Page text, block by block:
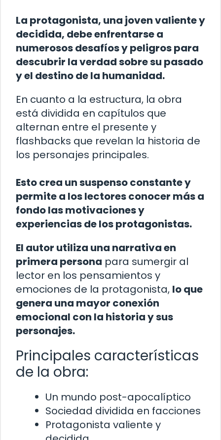
La protagonista, una joven valiente y
decidida, debe enfrentarse a
numerosos desafíos y peligros para
descubrir la verdad sobre su pasado
y el destino de la humanidad.
En cuanto a la estructura, la obra
está dividida en capítulos que
alternan entre el presente y
flashbacks que revelan la historia de
los personajes principales.
Esto crea un suspenso constante y
permite a los lectores conocer más a
fondo las motivaciones y
experiencias de los protagonistas.
El autor utiliza una narrativa en
primera persona para sumergir al
lector en los pensamientos y
emociones de la protagonista, lo que
genera una mayor conexión
emocional con la historia y sus
personajes.
Principales características
de la obra:
Un mundo post-apocalíptico
Sociedad dividida en facciones
Protagonista valiente y